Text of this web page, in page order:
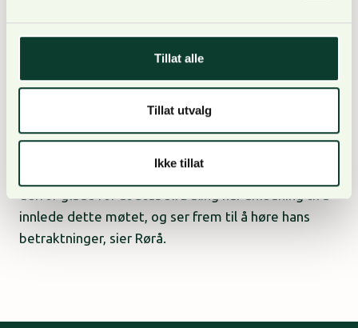
Tillat alle
Tillat utvalg
Ikke tillat
Norges Bondelag.Møtet vil bli ledet av NORSKOGs
administrerende direktør Arne Rørå.
når det gjelder eiendomsrett og reindrift. Vi er
derfor glade for at Stabell Daling har anledning til å
innlede dette møtet, og ser frem til å høre hans
betraktninger, sier Rørå.